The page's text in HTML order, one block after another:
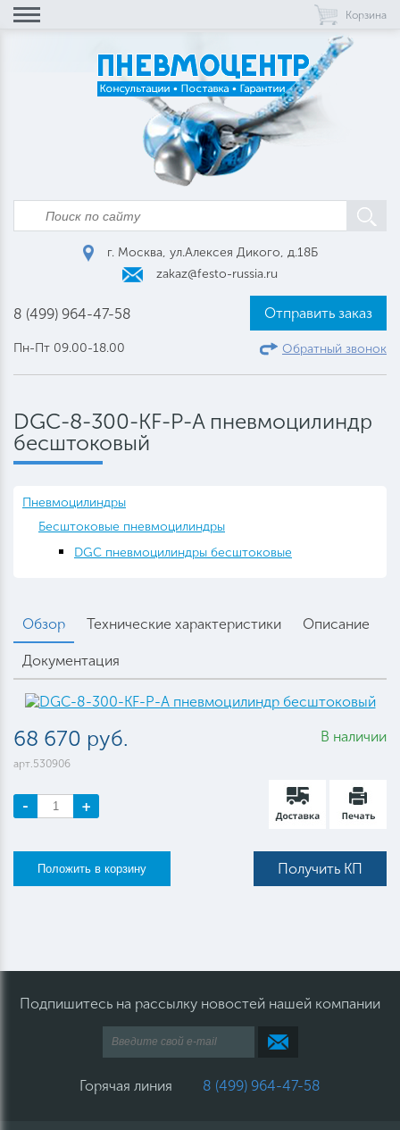
Корзина
г. Москва, ул.Алексея Дикого, д.18Б
zakaz@festo-russia.ru
8 (499) 964-47-58
Пн-Пт 09.00-18.00
Отправить заказ
Обратный звонок
DGC-8-300-KF-P-A пневмоцилиндр
бесштоковый
Пневмоцилиндры
Бесштоковые пневмоцилиндры
DGC пневмоцилиндры бесштоковые
Обзор Технические характеристики Описание
Документация
68 670 руб.
арт.530906
В наличии
- +
Получить КП
Подпишитесь на рассылку новостей нашей компании
Горячая линия 8 (499) 964-47-58